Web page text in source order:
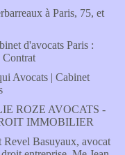
à Paris, 75, et
d'avocats Paris :
Contrat
Avocats | Cabinet
ROZE AVOCATS -
IMMOBILIER
Revel Basuyaux, avocat